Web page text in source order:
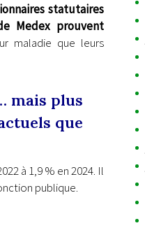
statutaires
Medex prouvent
maladie que leurs
mais plus
que
à 1,9 % en 2024. Il
publique.